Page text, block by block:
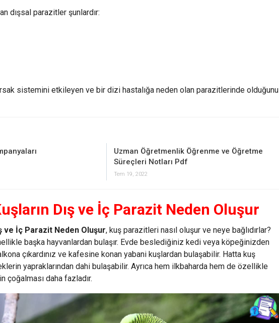
dışsal parazitler şunlardır:
sistemini etkileyen ve bir dizi hastalığa neden olan parazitlerinde olduğunu
Uzman Öğretmenlik Öğrenme ve Öğretme
Süreçleri Notları Pdf
Tem 19, 2022
Dış ve İç Parazit Neden Oluşur
ve İç Parazit Neden Oluşur, kuş parazitleri nasıl oluşur ve neye bağlıdırlar?
başka hayvanlardan bulaşır. Evde beslediğiniz kedi veya köpeğinizden
çıkardınız ve kafesine konan yabani kuşlardan bulaşabilir. Hatta kuş
yapraklarından dahi bulaşabilir. Ayrıca hem ilkbaharda hem de özellikle
çoğalması daha fazladır.